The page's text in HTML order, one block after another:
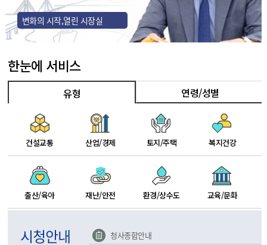
변화의 시작,열린 시장실
한눈에 서비스
유형
건설교통 산업/경제 토지/주택 복지건강
출산/육아 재난/안전 환경/상수도 교육/문화
연령/성별
시청안내
청사종합안내